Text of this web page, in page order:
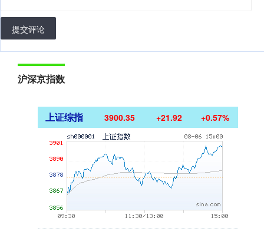
提交评论
沪深京指数
上证综指 3900.35 +21.92 +0.57%